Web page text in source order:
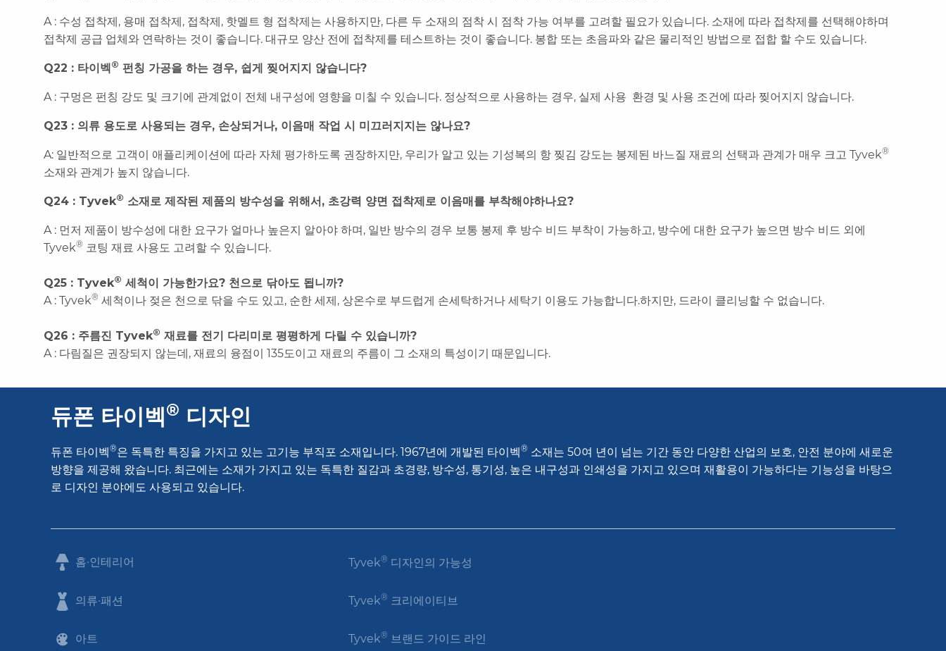
A : 수성 접착제, 용매 접착제, 접착제, 핫멜트 형 접착제는 사용하지만, 다른 두 소재의 점착 시 점착 가능 여부를 고려할 필요가 있습니다. 소재에 따라 접착제를 선택해야하며
접착제 공급 업체와 연락하는 것이 좋습니다. 대규모 양산 전에 접착제를 테스트하는 것이 좋습니다. 봉합 또는 초음파와 같은 물리적인 방법으로 접합 할 수도 있습니다.
Q22 : 타이벡 ® 펀칭 가공을 하는 경우, 쉽게 찢어지지 않습니다?
A : 구멍은 펀칭 강도 및 크기에 관계없이 전체 내구성에 영향을 미칠 수 있습니다. 정상적으로 사용하는 경우, 실제 사용 환경 및 사용 조건에 따라 찢어지지 않습니다.
Q23 : 의류 용도로 사용되는 경우, 손상되거나, 이음매 작업 시 미끄러지지는 않나요?
A: 일반적으로 고객이 애플리케이션에 따라 자체 평가하도록 권장하지만, 우리가 알고 있는 기성복의 항 찢김 강도는 봉제된 바느질 재료의 선택과 관계가 매우 크고 Tyvek®
소재와 관계가 높지 않습니다.
Q24 : Tyvek® 소재로 제작된 제품의 방수성을 위해서, 초강력 양면 접착제로 이음매를 부착해야하나요?
A : 먼저 제품이 방수성에 대한 요구가 얼마나 높은지 알아야 하며, 일반 방수의 경우 보통 봉제 후 방수 비드 부착이 가능하고, 방수에 대한 요구가 높으면 방수 비드 외에
Tyvek® 코팅 재료 사용도 고려할 수 있습니다.
Q25 : Tyvek® 세척이 가능한가요? 천으로 닦아도 됩니까?
A : Tyvek® 세척이나 젖은 천으로 닦을 수도 있고, 순한 세제, 상온수로 부드럽게 손세탁하거나 세탁기 이용도 가능합니다.하지만, 드라이 클리닝할 수 없습니다.
Q26 : 주름진 Tyvek® 재료를 전기 다리미로 평평하게 다릴 수 있습니까?
A : 다림질은 권장되지 않는데, 재료의 융점이 135도이고 재료의 주름이 그 소재의 특성이기 때문입니다.
듀폰 타이벡® 디자인
듀폰 타이벡®은 독특한 특징을 가지고 있는 고기능 부직포 소재입니다. 1967년에 개발된 타이벡® 소재는 50여 년이 넘는 기간 동안 다양한 산업의 보호, 안전 분야에 새로운
방향을 제공해 왔습니다. 최근에는 소재가 가지고 있는 독특한 질감과 초경량, 방수성, 통기성, 높은 내구성과 인쇄성을 가지고 있으며 재활용이 가능하다는 기능성을 바탕으
로 디자인 분야에도 사용되고 있습니다.
홈·인테리어
의류·패션
아트
Tyvek® 디자인의 가능성
Tyvek® 크리에이티브
Tyvek® 브랜드 가이드 라인